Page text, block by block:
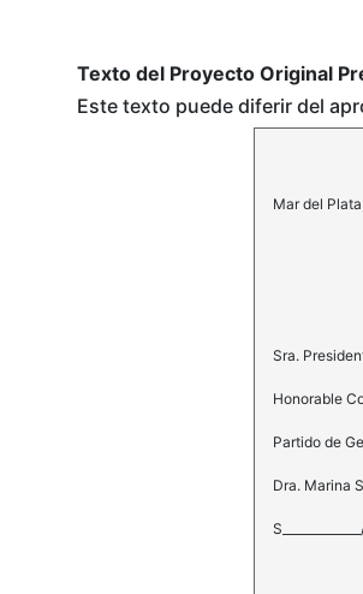
Texto del Proyecto Original
Este texto puede diferir del
Mar del
Sra.
Honorable
Partido de
Dra. Marina